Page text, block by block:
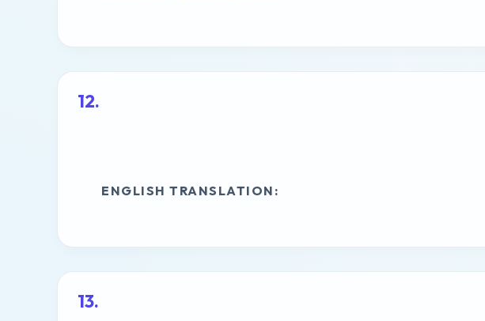
ENGLISH TRANSLATION: